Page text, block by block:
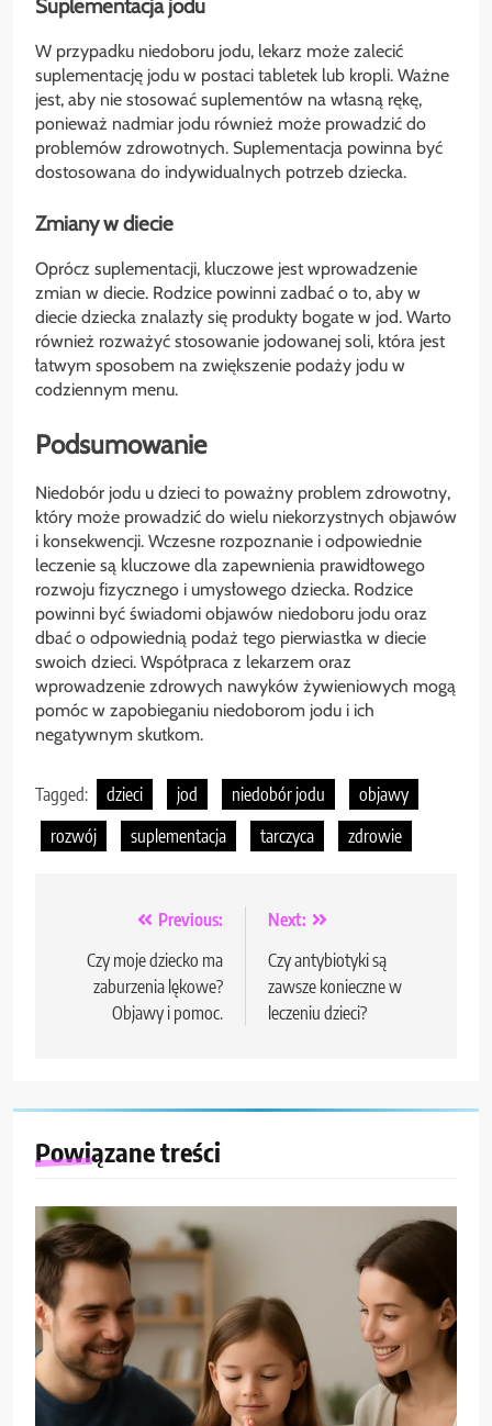
Suplementacja jodu
W przypadku niedoboru jodu, lekarz może zalecić
suplementację jodu w postaci tabletek lub kropli. Ważne
jest, aby nie stosować suplementów na własną rękę,
ponieważ nadmiar jodu również może prowadzić do
problemów zdrowotnych. Suplementacja powinna być
dostosowana do indywidualnych potrzeb dziecka.
Zmiany w diecie
Oprócz suplementacji, kluczowe jest wprowadzenie
zmian w diecie. Rodzice powinni zadbać o to, aby w
diecie dziecka znalazły się produkty bogate w jod. Warto
również rozważyć stosowanie jodowanej soli, która jest
łatwym sposobem na zwiększenie podaży jodu w
codziennym menu.
Podsumowanie
Niedobór jodu u dzieci to poważny problem zdrowotny,
który może prowadzić do wielu niekorzystnych objawów
i konsekwencji. Wczesne rozpoznanie i odpowiednie
leczenie są kluczowe dla zapewnienia prawidłowego
rozwoju fizycznego i umysłowego dziecka. Rodzice
powinni być świadomi objawów niedoboru jodu oraz
dbać o odpowiednią podaż tego pierwiastka w diecie
swoich dzieci. Współpraca z lekarzem oraz
wprowadzenie zdrowych nawyków żywieniowych mogą
pomóc w zapobieganiu niedoborom jodu i ich
negatywnym skutkom.
Tagged: dzieci jod niedobór jodu
objawy
rozwój
suplementacja tarczyca zdrowie
Nawigacja
wpisu
Previous:
Czy moje dziecko ma
zaburzenia lękowe?
Objawy i pomoc.
Next:
Czy antybiotyki są
zawsze konieczne w
leczeniu dzieci?
Powiązane treści